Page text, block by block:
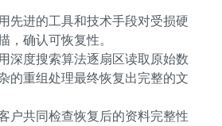
先进的工具和技术手段对受损硬
，确认可恢复性。
深度搜索算法逐扇区读取原始数
的重组处理最终恢复出完整的文
户共同检查恢复后的资料完整性